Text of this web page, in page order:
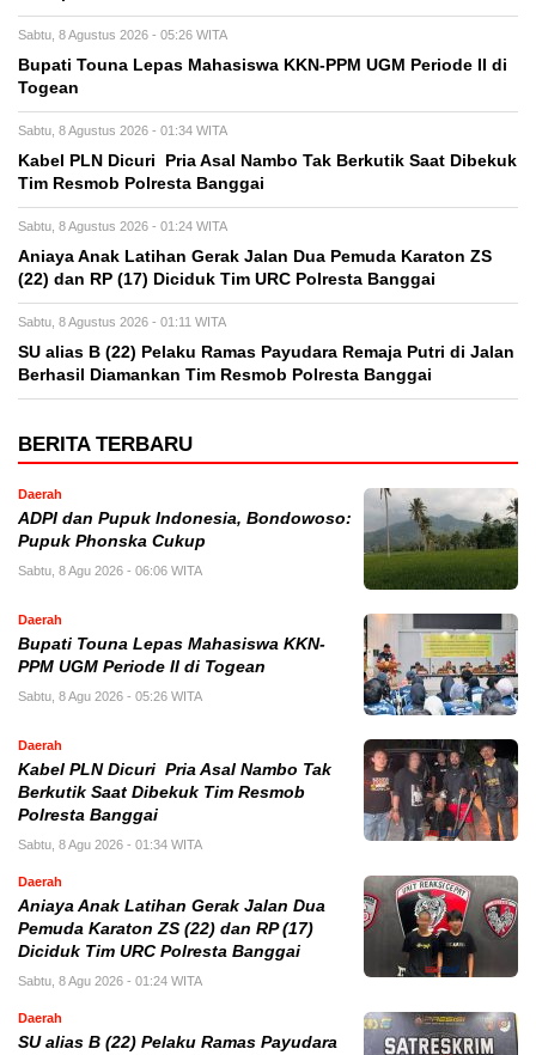
Sabtu, 8 Agustus 2026 - 05:26 WITA
Bupati Touna Lepas Mahasiswa KKN-PPM UGM Periode II di
Togean
Sabtu, 8 Agustus 2026 - 01:34 WITA
Kabel PLN Dicuri Pria Asal Nambo Tak Berkutik Saat Dibekuk
Tim Resmob Polresta Banggai
Sabtu, 8 Agustus 2026 - 01:24 WITA
Aniaya Anak Latihan Gerak Jalan Dua Pemuda Karaton ZS
(22) dan RP (17) Diciduk Tim URC Polresta Banggai
Sabtu, 8 Agustus 2026 - 01:11 WITA
SU alias B (22) Pelaku Ramas Payudara Remaja Putri di Jalan
Berhasil Diamankan Tim Resmob Polresta Banggai
BERITA TERBARU
Daerah
ADPI dan Pupuk Indonesia, Bondowoso:
Pupuk Phonska Cukup
Sabtu, 8 Agu 2026 - 06:06 WITA
Daerah
Bupati Touna Lepas Mahasiswa KKN-
PPM UGM Periode II di Togean
Sabtu, 8 Agu 2026 - 05:26 WITA
Daerah
Kabel PLN Dicuri Pria Asal Nambo Tak
Berkutik Saat Dibekuk Tim Resmob
Polresta Banggai
Sabtu, 8 Agu 2026 - 01:34 WITA
Daerah
Aniaya Anak Latihan Gerak Jalan Dua
Pemuda Karaton ZS (22) dan RP (17)
Diciduk Tim URC Polresta Banggai
Sabtu, 8 Agu 2026 - 01:24 WITA
Daerah
SU alias B (22) Pelaku Ramas Payudara